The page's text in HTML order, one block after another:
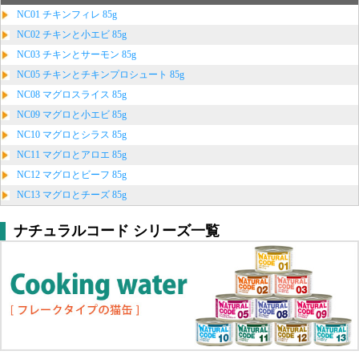
NC01 チキンフィレ 85g
NC02 チキンと小エビ 85g
NC03 チキンとサーモン 85g
NC05 チキンとチキンプロシュート 85g
NC08 マグロスライス 85g
NC09 マグロと小エビ 85g
NC10 マグロとシラス 85g
NC11 マグロとアロエ 85g
NC12 マグロとビーフ 85g
NC13 マグロとチーズ 85g
ナチュラルコード シリーズ一覧